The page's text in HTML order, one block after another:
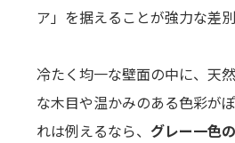
ア」を据えることが強力な差別
冷たく均一な壁面の中に、天
な木目や温かみのある色彩が
れは例えるなら、 グレー一色